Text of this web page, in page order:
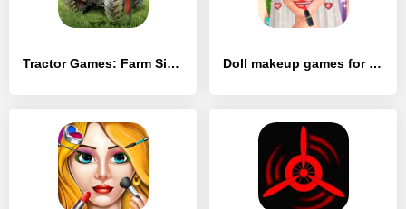
Tractor Games: Farm Simulator - [MOD Бесконечные деньги] Doll makeup games for girls - [MOD Бесконечные монеты]